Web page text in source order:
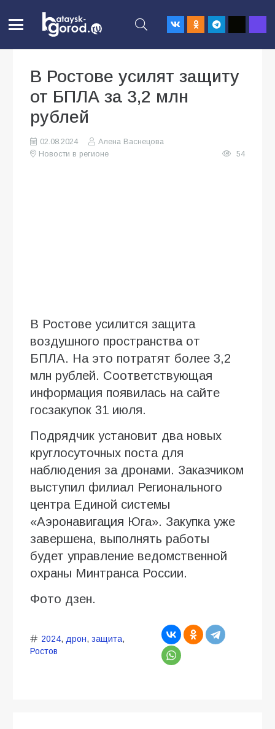
В Ростове усилят защиту
от БПЛА за 3,2 млн
рублей
02.08.2024
Алена Васнецова
Новости в регионе
54
В Ростове усилится защита
воздушного пространства от
БПЛА. На это потратят более 3,2
млн рублей. Соответствующая
информация появилась на сайте
госзакупок 31 июля.
Подрядчик установит два новых
круглосуточных поста для
наблюдения за дронами. Заказчиком
выступил филиал Регионального
центра Единой системы
«Аэронавигация Юга». Закупка уже
завершена, выполнять работы
будет управление ведомственной
охраны Минтранса России.
Фото дзен.
2024, дрон, защита,
Ростов